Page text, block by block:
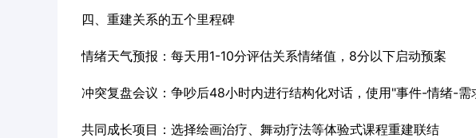
四、重建关系的五个里程碑
情绪天气预报：每天用1-10分评估关系情绪值，8分以下启动预案
冲突复盘会议：争吵后48小时内进行结构化对话，使用"事件-情绪-需
共同成长项目：选择绘画治疗、舞动疗法等体验式课程重建联结